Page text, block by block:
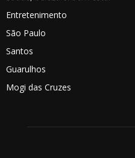
Entretenimento
São Paulo
Santos
Guarulhos
Mogi das Cruzes